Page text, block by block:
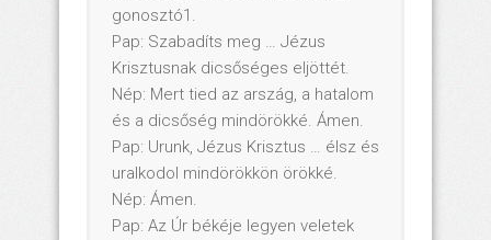
gonosztó1.
Pap: Szabadíts meg … Jézus
Krisztusnak dicsőséges eljöttét.
Nép: Mert tied az arszág, a hatalom
és a dicsőség mindörökké. Ámen.
Pap: Urunk, Jézus Krisztus … élsz és
uralkodol mindörökkön örökké.
Nép: Ámen.
Pap: Az Úr békéje legyen veletek